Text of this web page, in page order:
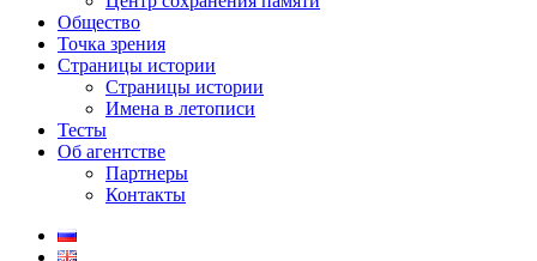
Общество
Точка зрения
Страницы истории
Страницы истории
Имена в летописи
Тесты
Об агентстве
Партнеры
Контакты